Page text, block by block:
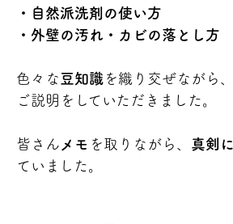
・自然派洗剤の使い方
・外壁の汚れ・カビの落とし方
色々な 豆知識 を織り交ぜながら、
ご説明をしていただきました。
皆さん メモ を取りながら、 真剣に
ていました。